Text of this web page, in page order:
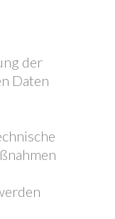
der
Daten